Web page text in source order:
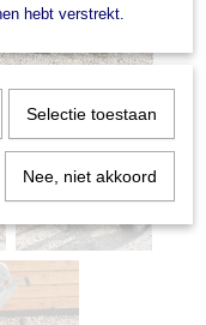
hebt verstrekt.
Selectie toestaan
Nee, niet akkoord